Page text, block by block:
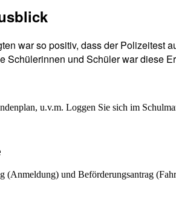
war so positiv, dass der Polizeitest
Schülerinnen und Schüler war diese
u.v.m. Loggen Sie sich im
(Anmeldung) und Beförderungsantrag